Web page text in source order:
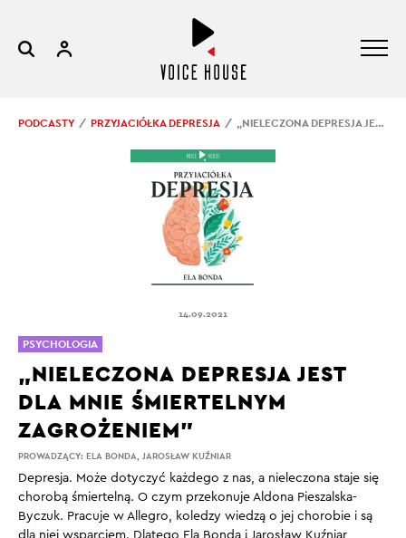
PODCASTY PRZYJACIÓŁKA DEPRESJA „NIELECZONA DEPRESJA JEST DLA MNIE ŚMIERTELNYM ZAGROŻENIEM”
14.09.2021
PROWADZĄCY: ELA BONDA, JAROSŁAW KUŹNIAR
„NIELECZONA DEPRESJA JEST
DLA MNIE ŚMIERTELNYM
ZAGROŻENIEM”
Depresja. Może dotyczyć każdego z nas, a nieleczona staje się
chorobą śmiertelną. O czym przekonuje Aldona Pieszalska-
Byczuk. Pracuje w Allegro, koledzy wiedzą o jej chorobie i są
dla niej wsparciem. Dlatego Ela Bonda i Jarosław Kuźniar
PSYCHOLOGIA